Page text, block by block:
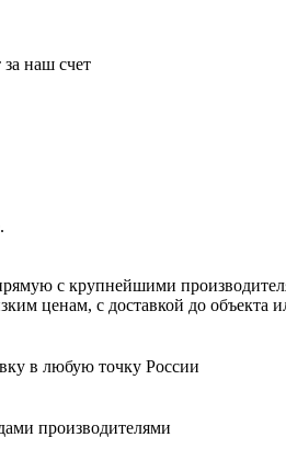
за наш счет
с крупнейшими
ценам, с доставкой до
в любую точку России
производителями